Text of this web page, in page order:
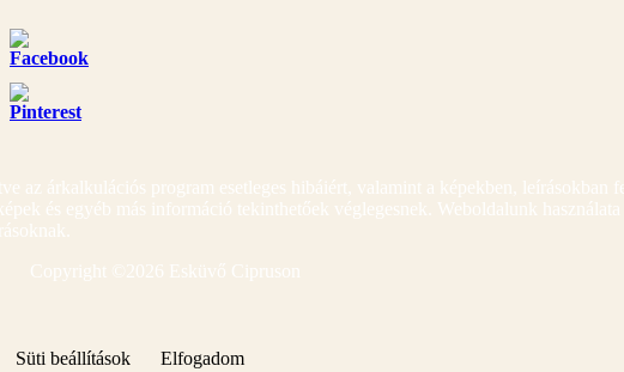
az árkalkulációs program esetleges hibáiért, valamint a képekben, leírásokban
és egyéb más információ tekinthetőek véglegesnek. Weboldalunk használata
Copyright ©
2026 Esküvő Cipruson
Süti beállítások Elfogadom